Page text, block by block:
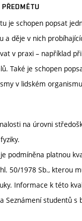
je schopen popsat
a děje v nich
v praxi – například
Také je schopen
v lidském
na úrovni
podmíněna platnou
50/1978 Sb., kterou
Informace k této
Seznámení studentů s